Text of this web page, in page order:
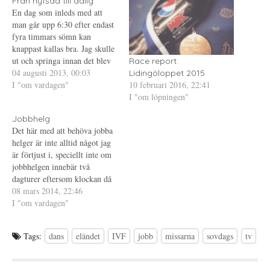
r
(
Ö
p
p
n
a
s
e
t
t
t
f
ö
n
s
t
e
r
)
e
t
t
n
y
t
t
f
ö
n
s
e
r
e
s
t
(
Ö
p
p
y
t
t
f
ö
t
En dag som inleds med att
man går upp 6:30 efter endast
fyra timmars sömn kan
knappast kallas bra. Jag skulle
ut och springa innan det blev
för varmt, och rundan gick
bra förutom att jag snubblade
förbättrade min tid…
04 augusti 2013, 00:03
I "om vardagen"
Race report:
Lidingöloppet 2015
10 februari 2016, 22:41
I "om löpningen"
Jobbhelg
Det här med att behöva jobba
helger är inte alltid något jag
är förtjust i, speciellt inte om
jobbhelgen innebär två
dagturer eftersom klockan då
ringer orimligt tidigt. Visst,
det kan vara skönt också att
med att klockan ringer tidigt,
för det är aldrig skönt).…
08 mars 2014, 22:46
I "om vardagen"
Tags: dans eländet IVF jobb missarna sovdags tv